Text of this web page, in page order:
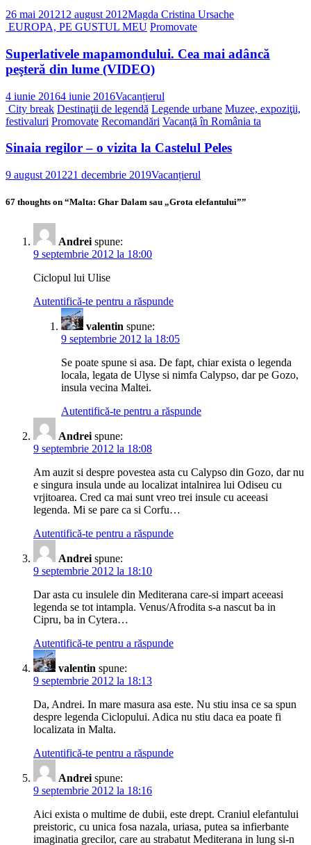
26 mai 201212 august 2012Magda Cristina Ursache
EUROPA, PE GUSTUL MEU Promovate
Superlativele mapamondului. Cea mai adâncă
peşteră din lume (VIDEO)
4 iunie 20164 iunie 2016Vacanțierul
City break Destinaţii de legendă Legende urbane Muzee, expoziţii,
festivaluri Promovate Recomandări Vacanţă în România ta
Sinaia regilor – o vizita la Castelul Peles
9 august 201221 decembrie 2019Vacanțierul
67 thoughts on “Malta: Ghar Dalam sau „Grota elefantului””
Andrei spune:
9 septembrie 2012 la 18:00
Ciclopul lui Ulise
Autentifică-te pentru a răspunde
valentin spune:
9 septembrie 2012 la 18:05
Se poate spune si asa. De fapt, chiar exista o legenda
locala, legata de Ulyse si nimfa Calypso, dar pe Gozo,
insula vecina Maltei.
Autentifică-te pentru a răspunde
Andrei spune:
9 septembrie 2012 la 18:08
Am auzit si despre povestea asta cu Calypso din Gozo, dar nu
e singura insula unde au localizat intalnirea lui Odiseu cu
vrjitoarea. Cred ca mai sunt vreo trei insule cu aceeasi
legenda. Mi se pare ca si Corfu…
Autentifică-te pentru a răspunde
Andrei spune:
9 septembrie 2012 la 18:10
Dar asta cu insulele din Mediterana care-si impart aceeasi
legenda se tot intampla. Venus/Afrodita s-a nascut ba in
Cipru, ba in Cytera…
Autentifică-te pentru a răspunde
valentin spune:
9 septembrie 2012 la 18:13
Da, Andrei. In mare masura asa este. Nu stiu insa ce sa spun
despre legenda Ciclopului. Adica nu stiu daca ea poate fi
localizata in Malta.
Autentifică-te pentru a răspunde
Andrei spune:
9 septembrie 2012 la 18:16
Aici exista o multime de dubii, este drept. Craniul elefantului
preistoric, cu unica fosa nazala, uriasa, putea sa infierbante
imaginatia grecilor, care au strabatut Mediterana in lung si-n